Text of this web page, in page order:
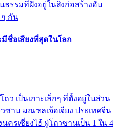
ธรรมที่ฝังอยู่ในสิ่งก่อสร้างอัน
ๆ กัน
ชื่อเสียงที่สุดในโลก
ถว เป็นเกาะเล็กๆ ที่ตั้งอยู่ในส่วน
ซาน มณฑลเจ้อเจียง ประเทศจีน
ครเซี่ยงไฮ้ ผู่โถวซานเป็น 1 ใน 4